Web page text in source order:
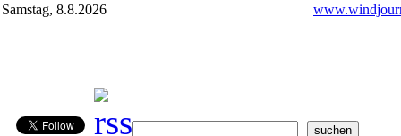
Samstag, 8.8.2026